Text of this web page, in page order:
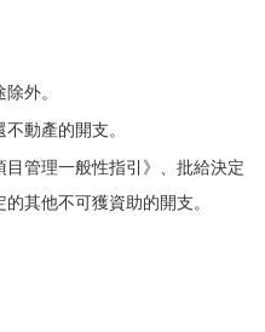
外。
動產的開支。
目管理一般性指引》、批給決定
其他不可獲資助的開支。